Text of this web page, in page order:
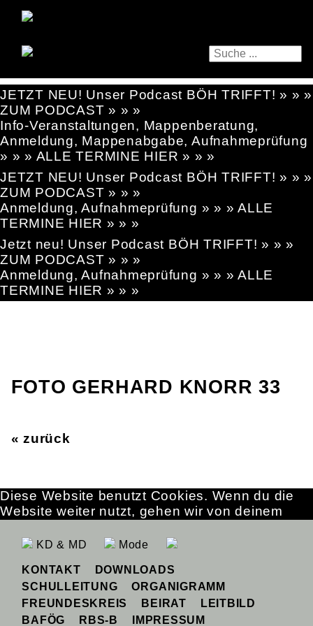
JETZT NEU! Unser Podcast BÖH TRIFFT! » » »
ZUM PODCAST » » »
Info-Veranstaltungen, Mappenberatung,
Anmeldung, Mappenabgabe, Aufnahmeprüfung
» » » ALLE TERMINE HIER » » »
JETZT NEU! Unser Podcast BÖH TRIFFT! » » »
ZUM PODCAST » » »
Anmeldung, Aufnahmeprüfung » » » ALLE
TERMINE HIER » » »
Jetzt neu! Unser Podcast BÖH TRIFFT! » » »
ZUM PODCAST » » »
Anmeldung, Aufnahmeprüfung » » » ALLE
TERMINE HIER » » »
FOTO GERHARD KNORR 33
« zurück
KD & MD Mode
KONTAKT
DOWNLOADS
SCHULLEITUNG
ORGANIGRAMM
FREUNDESKREIS
BEIRAT
LEITBILD
BAFÖG
RBS-B IMPRESSUM
Diese Website benutzt Cookies. Wenn du die
Website weiter nutzt, gehen wir von deinem